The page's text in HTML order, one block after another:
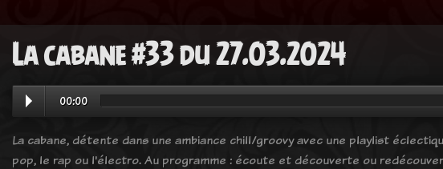
La cabane #33 du 27.03.2024
00:00
La cabane, détente dans une ambiance chill/groovy avec une playlist
pop, le rap ou l'électro. Au programme : écoute et découverte ou